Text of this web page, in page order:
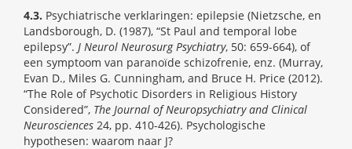
4.3. Psychiatrische verklaringen: epilepsie (Nietzsche, en
Landsborough, D. (1987), “St Paul and temporal lobe
epilepsy”. J Neurol Neurosurg Psychiatry, 50: 659-664), of
een symptoom van paranoïde schizofrenie, enz. (Murray,
Evan D., Miles G. Cunningham, and Bruce H. Price (2012).
“The Role of Psychotic Disorders in Religious History
Considered”, The Journal of Neuropsychiatry and Clinical
Neurosciences 24, pp. 410-426). Psychologische
hypothesen: waarom naar J?